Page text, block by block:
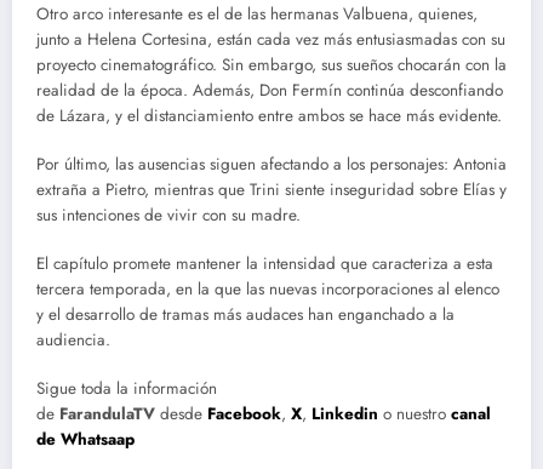
Otro arco interesante es el de las hermanas Valbuena, quienes,
junto a Helena Cortesina, están cada vez más entusiasmadas con su
proyecto cinematográfico. Sin embargo, sus sueños chocarán con la
realidad de la época. Además, Don Fermín continúa desconfiando
de Lázara, y el distanciamiento entre ambos se hace más evidente.
Por último, las ausencias siguen afectando a los personajes: Antonia
extraña a Pietro, mientras que Trini siente inseguridad sobre Elías y
sus intenciones de vivir con su madre.
El capítulo promete mantener la intensidad que caracteriza a esta
tercera temporada, en la que las nuevas incorporaciones al elenco
y el desarrollo de tramas más audaces han enganchado a la
audiencia.
Sigue toda la información
de FarandulaTV desde Facebook, X, Linkedin o nuestro canal
de Whatsaap